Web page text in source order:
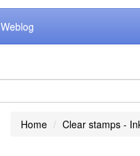
Weblog
Home Clear stamps -